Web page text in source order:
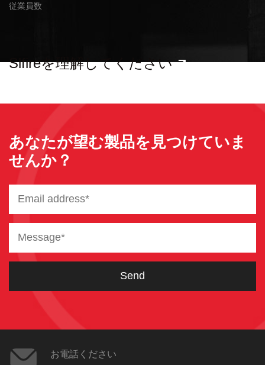
従業員数
Slfireを理解してください
あなたが望む製品を見つけていま
せんか？
お電話ください